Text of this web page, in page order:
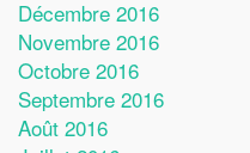
Décembre 2016
Novembre 2016
Octobre 2016
Septembre 2016
Août 2016